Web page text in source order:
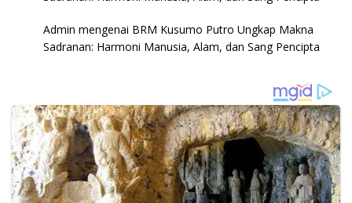
Admin mengenai BRM Kusumo Putro Ungkap Makna
Sadranan: Harmoni Manusia, Alam, dan Sang Pencipta